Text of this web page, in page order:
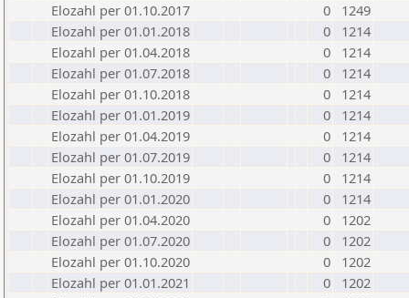
Elozahl per 01.10.2017
0
1249
Elozahl per 01.01.2018
0
1214
Elozahl per 01.04.2018
0
1214
Elozahl per 01.07.2018
0
1214
Elozahl per 01.10.2018
0
1214
Elozahl per 01.01.2019
0
1214
Elozahl per 01.04.2019
0
1214
Elozahl per 01.07.2019
0
1214
Elozahl per 01.10.2019
0
1214
Elozahl per 01.01.2020
0
1214
Elozahl per 01.04.2020
0
1202
Elozahl per 01.07.2020
0
1202
Elozahl per 01.10.2020
0
1202
Elozahl per 01.01.2021
0
1202